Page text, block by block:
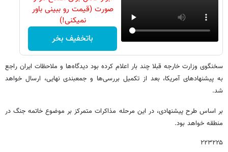
صورت (قیمت رو ببینی باور
نمیکنی!)
باتخفیف بخر
سخنگوی وزارت خارجه قبلا چند بار اعلام کرده بود دیدگاه‌ها و ملاحظات ایران راجع
به پیشنهادهای آمریکا، بعد از تکمیل بررسی‌ها و جمعبندی نهایی، ارسال خواهد
شد.
بر اساس طرح پیشنهادی، در این مرحله مذاکرات متمرکز بر موضوع خاتمه جنگ در
منطقه خواهد بود.
۲۲۳۲۲۵